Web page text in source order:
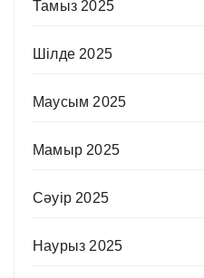
Тамыз 2025
Шілде 2025
Маусым 2025
Мамыр 2025
Сәуір 2025
Наурыз 2025